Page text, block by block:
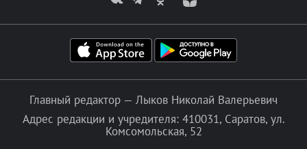
Главный редактор — Лыков Николай Валерьевич
Адрес редакции и учредителя: 410031, Саратов, ул.
Комсомольская, 52